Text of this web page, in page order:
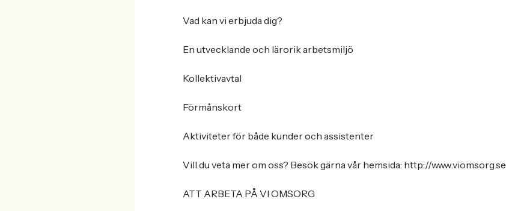
Vad kan vi erbjuda dig?
En utvecklande och lärorik arbetsmiljö
Kollektivavtal
Förmånskort
Aktiviteter för både kunder och assistenter
Vill du veta mer om oss? Besök gärna vår hemsida: http://www.viomsorg.se
ATT ARBETA PÅ VI OMSORG